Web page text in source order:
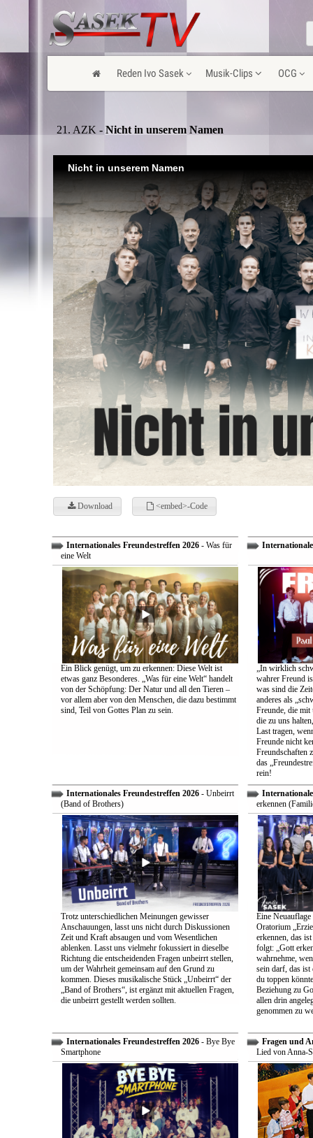
Reden Ivo Sasek Musik-Clips OCG
21. AZK - Nicht in unserem Namen
Nicht in unserem Namen
Download <embed>-Code
Internationales Freundestreffen 2026- Was für
eine Welt
Ein Blick genügt, um zu erkennen: Diese Welt ist
etwas ganz Besonderes. „Was für eine Welt“ handelt
von der Schöpfung: Der Natur und all den Tieren –
vor allem aber von den Menschen, die dazu bestimmt
sind, Teil von Gottes Plan zu sein.
„In wirklich
wahrer Freund
was sind die
anderes als
Freunde, die mit
die zu uns
Last tragen,
Freunde nicht
Freundschaften
das
rein!
Internationales Freundestreffen 2026- Unbeirrt
(Band of Brothers)
Trotz unterschiedlichen Meinungen gewisser
Anschauungen, lasst uns nicht durch Diskussionen
Zeit und Kraft absaugen und vom Wesentlichen
ablenken. Lasst uns vielmehr fokussiert in dieselbe
Richtung die entscheidenden Fragen unbeirrt stellen,
um der Wahrheit gemeinsam auf den Grund zu
kommen. Dieses musikalische Stück „Unbeirrt“ der
„Band of Brothers“, ist ergänzt mit aktuellen Fragen,
die unbeirrt gestellt werden sollten.
erkennen
Eine Neuauflage
Oratorium
erkennen, das
folgt: „Gott
wahrnehme,
sein darf, das ist
du toppen
Beziehung zu
allen drin
genommen zu
Internationales Freundestreffen 2026- Bye Bye
Smartphone
Fragen und
Lied von Anna-